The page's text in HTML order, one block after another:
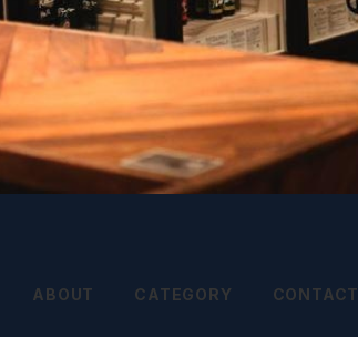
ABOUT CATEGORY CONTACT